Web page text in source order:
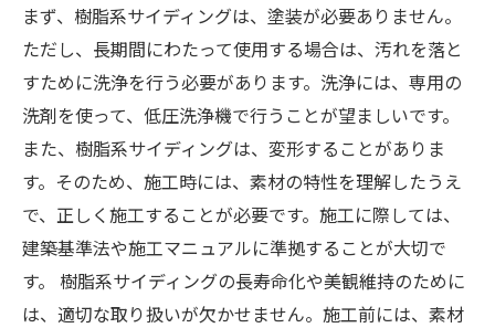
まず、樹脂系サイディングは、塗装が必要ありません。
ただし、長期間にわたって使用する場合は、汚れを落と
すために洗浄を行う必要があります。洗浄には、専用の
洗剤を使って、低圧洗浄機で行うことが望ましいです。
また、樹脂系サイディングは、変形することがありま
す。そのため、施工時には、素材の特性を理解したうえ
で、正しく施工することが必要です。施工に際しては、
建築基準法や施工マニュアルに準拠することが大切で
す。 樹脂系サイディングの長寿命化や美観維持のために
は、適切な取り扱いが欠かせません。施工前には、素材